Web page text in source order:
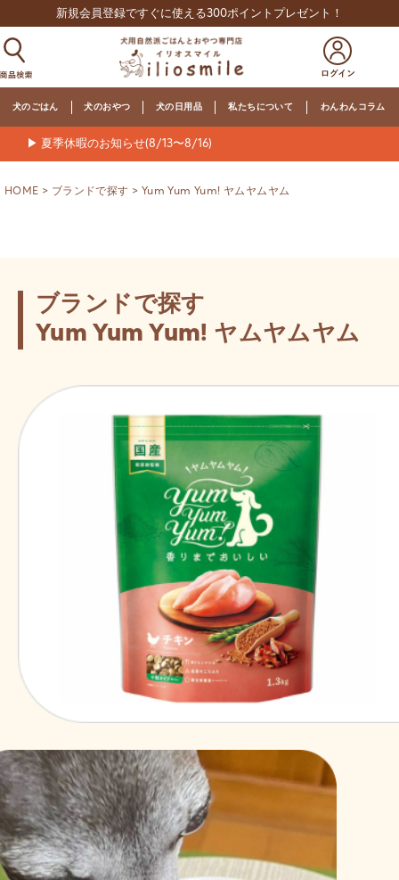
新規会員登録ですぐに使える300ポイントプレゼント！
犬のごはん 犬のおやつ 犬の日用品 私たちについて わんわんコラム
▶ 夏季休暇のお知らせ(8/13〜8/16)
HOME ブランドで探す Yum Yum Yum! ヤムヤムヤム
ブランドで探す
Yum Yum Yum! ヤムヤムヤム